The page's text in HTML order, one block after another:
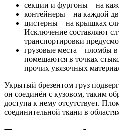
секции и фургоны – на
контейнеры – на каждой
цистерны – на крышках
Исключение составляют
транспортировки
грузовые места – пломбы
помещаются в точках
прочих увязочных
Укрытый брезентом груз
он соединён с кузовом, таким
доступа к нему отсутствует.
соединительной ткани в